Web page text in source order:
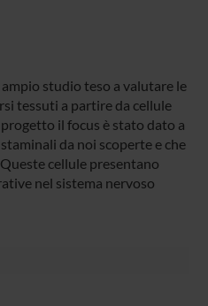
studio teso a valutare le
tessuti a partire da cellule
il focus è stato dato a
da noi scoperte e che
cellule presentano
nel sistema nervoso